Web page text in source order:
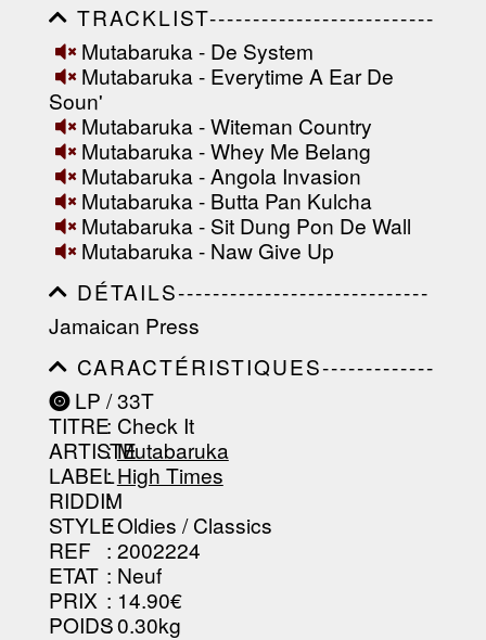
TRACKLIST--------------------------
-----------------------------------------
-----------------------------------------
-----------------------------------------
-----------------------------------------
-------------------
Mutabaruka - De System
Mutabaruka - Everytime A Ear De
Soun'
Mutabaruka - Witeman Country
Mutabaruka - Whey Me Belang
Mutabaruka - Angola Invasion
Mutabaruka - Butta Pan Kulcha
Mutabaruka - Sit Dung Pon De Wall
Mutabaruka - Naw Give Up
DÉTAILS-----------------------------
-----------------------------------------
-----------------------------------------
-----------------------------------------
-----------------------------------------
----------------
Jamaican Press
CARACTÉRISTIQUES-------------
-----------------------------------------
-----------------------------------------
-----------------------------------------
-----------------------------------------
--------------------------------
LP / 33T
TITRE: Check It
ARTISTE
:Mutabaruka
LABEL
:High Times
RIDDIM
:
STYLE: Oldies / Classics
REF : 2002224
ETAT : Neuf
PRIX : 14.90€
POIDS: 0.30kg